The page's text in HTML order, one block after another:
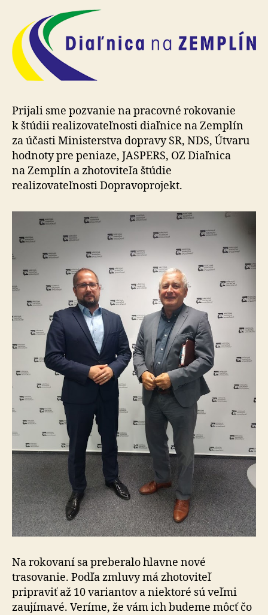
Prijali sme pozvanie na pracovné rokovanie
k štúdii realizovateľnosti diaľnice na Zemplín
za účasti Ministerstva dopravy SR, NDS, Útvaru
hodnoty pre peniaze, JASPERS, OZ Diaľnica
na Zemplín a zhotoviteľa štúdie
realizovateľnosti Dopravoprojekt.
Na rokovaní sa preberalo hlavne nové
trasovanie. Podľa zmluvy má zhotoviteľ
pripraviť až 10 variantov a niektoré sú veľmi
zaujímavé. Veríme, že vám ich budeme môcť čo